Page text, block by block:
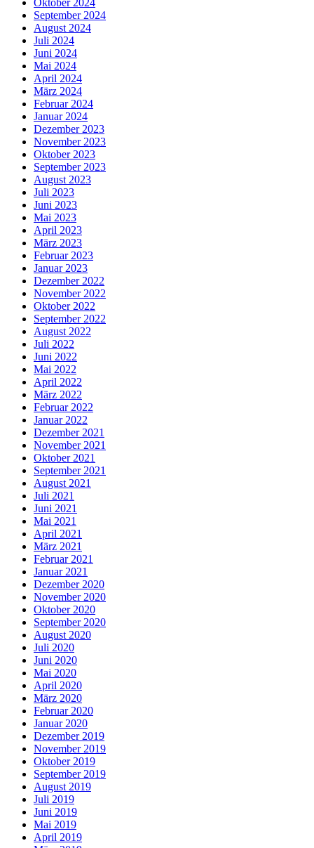
Oktober 2024
September 2024
August 2024
Juli 2024
Juni 2024
Mai 2024
April 2024
März 2024
Februar 2024
Januar 2024
Dezember 2023
November 2023
Oktober 2023
September 2023
August 2023
Juli 2023
Juni 2023
Mai 2023
April 2023
März 2023
Februar 2023
Januar 2023
Dezember 2022
November 2022
Oktober 2022
September 2022
August 2022
Juli 2022
Juni 2022
Mai 2022
April 2022
März 2022
Februar 2022
Januar 2022
Dezember 2021
November 2021
Oktober 2021
September 2021
August 2021
Juli 2021
Juni 2021
Mai 2021
April 2021
März 2021
Februar 2021
Januar 2021
Dezember 2020
November 2020
Oktober 2020
September 2020
August 2020
Juli 2020
Juni 2020
Mai 2020
April 2020
März 2020
Februar 2020
Januar 2020
Dezember 2019
November 2019
Oktober 2019
September 2019
August 2019
Juli 2019
Juni 2019
Mai 2019
April 2019